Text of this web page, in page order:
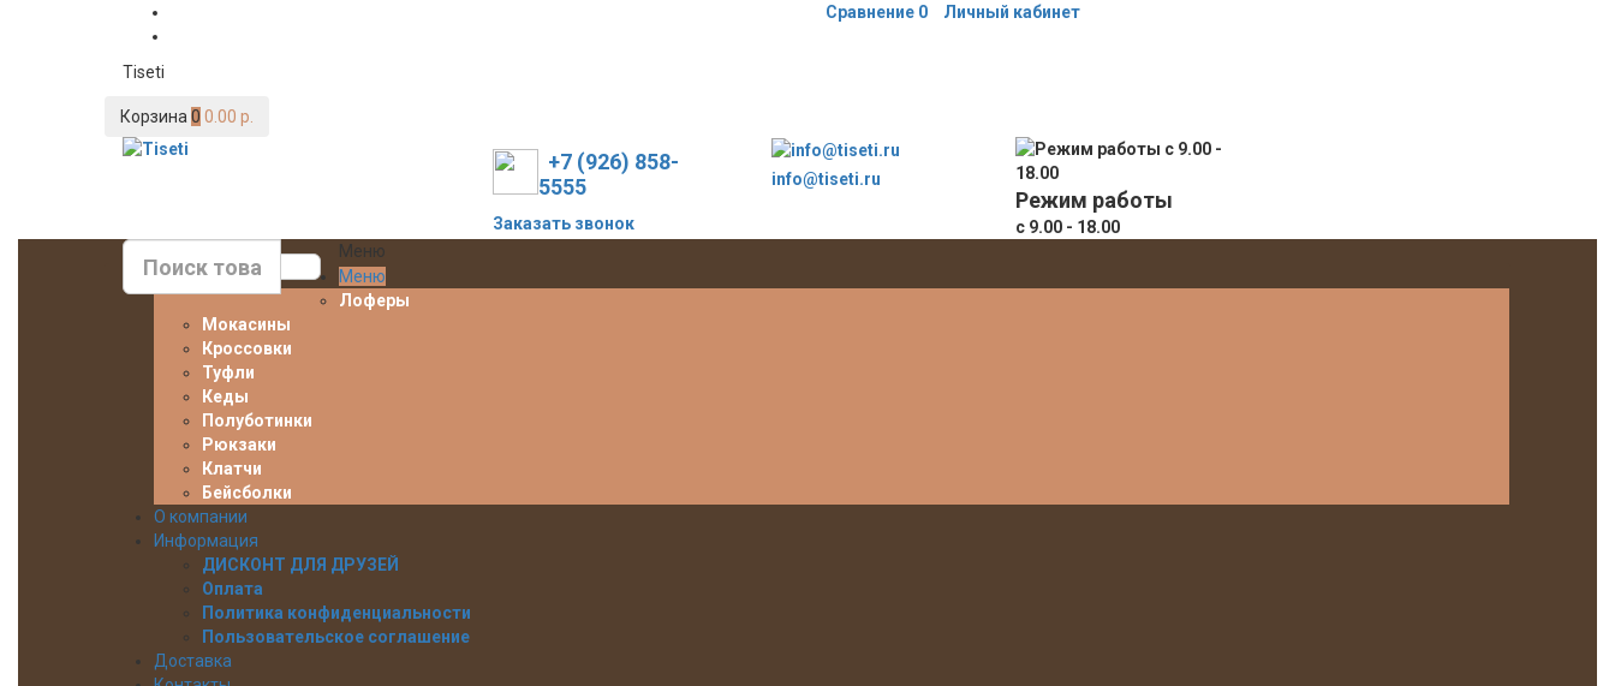
Tiseti
Сравнение 0 Личный кабинет
Корзина 0 0.00 р.
+7 (926) 858-
5555
Заказать звонок
info@tiseti.ru
Режим работы
с 9.00 - 18.00
Меню
Меню
Лоферы
Мокасины
Кроссовки
Туфли
Кеды
Полуботинки
Рюкзаки
Клатчи
Бейсболки
О компании
Информация
ДИСКОНТ ДЛЯ ДРУЗЕЙ
Оплата
Политика конфиденциальности
Пользовательское соглашение
Доставка